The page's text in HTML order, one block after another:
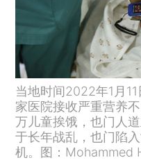
当地时间2022年1月
家医院接收严重营养
万儿童挨饿，也门人
于长年战乱，也门陷
机。图：Mohammed